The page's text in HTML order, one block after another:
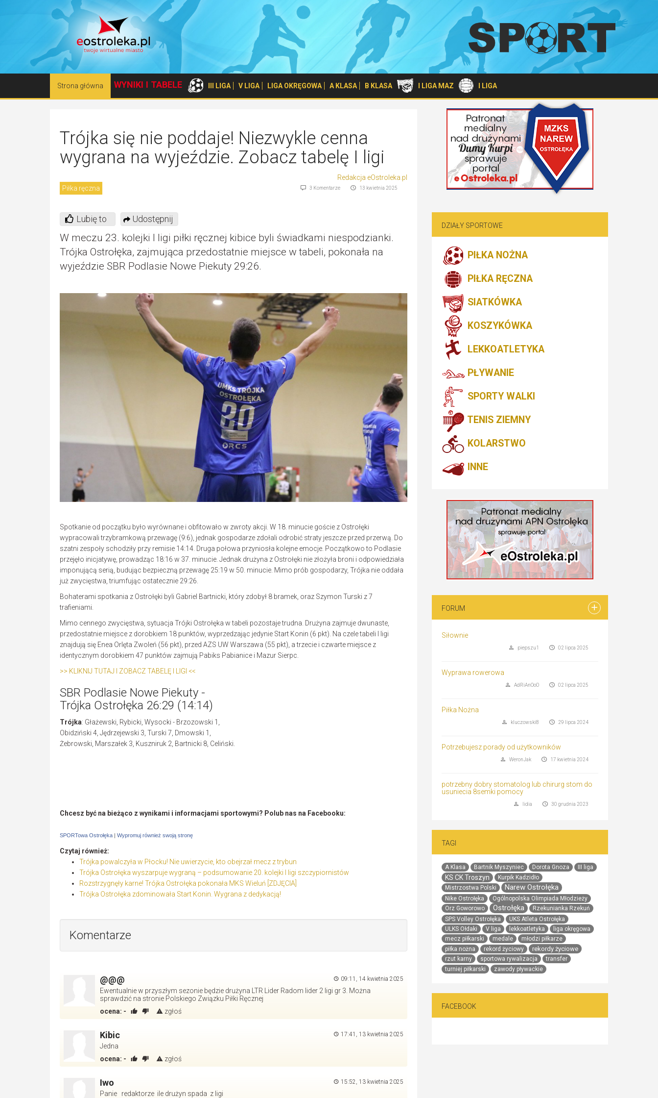
Strona główna WYNIKI I TABELE III LIGA V LIGA LIGA OKRĘGOWA A KLASA B KLASA I LIGA MAZ I LIGA
Trójka się nie poddaje! Niezwykle cenna
wygrana na wyjeździe. Zobacz tabelę I ligi
Redakcja eOstroleka.pl
Piłka ręczna
13 kwietnia 2025
3 Komentarze
Lubię to Udostępnij
W meczu 23. kolejki I ligi piłki ręcznej kibice byli świadkami niespodzianki.
Trójka Ostrołęka, zajmująca przedostatnie miejsce w tabeli, pokonała na
wyjeździe SBR Podlasie Nowe Piekuty 29:26.
Spotkanie od początku było wyrównane i obfitowało w zwroty akcji. W 18. minucie goście z Ostrołęki
wypracowali trzybramkową przewagę (9:6), jednak gospodarze zdołali odrobić straty jeszcze przed przerwą. Do
szatni zespoły schodziły przy remisie 14:14. Druga połowa przyniosła kolejne emocje. Początkowo to Podlasie
przejęło inicjatywę, prowadząc 18:16 w 37. minucie. Jednak drużyna z Ostrołęki nie złożyła broni i odpowiedziała
imponującą serią, budując bezpieczną przewagę 25:19 w 50. minucie. Mimo prób gospodarzy, Trójka nie oddała
już zwycięstwa, triumfując ostatecznie 29:26.
Bohaterami spotkania z Ostrołęki byli Gabriel Bartnicki, który zdobył 8 bramek, oraz Szymon Turski z 7
trafieniami.
Mimo cennego zwycięstwa, sytuacja Trójki Ostrołęka w tabeli pozostaje trudna. Drużyna zajmuje dwunaste,
przedostatnie miejsce z dorobkiem 18 punktów, wyprzedzając jedynie Start Konin (6 pkt). Na czele tabeli I ligi
znajdują się Enea Orlęta Zwoleń (56 pkt), przed AZS UW Warszawa (55 pkt), a trzecie i czwarte miejsce z
identycznym dorobkiem 47 punktów zajmują Pabiks Pabianice i Mazur Sierpc.
>> KLIKNIJ TUTAJ I ZOBACZ TABELĘ I LIGI <<
SBR Podlasie Nowe Piekuty -
Trójka Ostrołęka 26:29 (14:14)
Trójka: Głażewski, Rybicki, Wysocki - Brzozowski 1,
Obidziński 4, Jędrzejewski 3, Turski 7, Dmowski 1,
Żebrowski, Marszałek 3, Kuszniruk 2, Bartnicki 8, Celiński.
Chcesz być na bieżąco z wynikami i informacjami sportowymi? Polub nas na Facebooku:
SPORTowa Ostrołęka | Wypromuj również swoją stronę
Czytaj również:
Trójka powalczyła w Płocku! Nie uwierzycie, kto obejrzał mecz z trybun
Trójka Ostrołęka wyszarpuje wygraną – podsumowanie 20. kolejki I ligi szczypiornistów
Rozstrzygnęły karne! Trójka Ostrołęka pokonała MKS Wieluń [ZDJĘCIA]
Trójka Ostrołęka zdominowała Start Konin. Wygrana z dedykacją!
Komentarze
09:11, 14 kwietnia 2025
@@@
Ewentualnie w przyszłym sezonie będzie drużyna LTR Lider Radom lider 2 ligi gr 3. Można
sprawdzić na stronie Polskiego Związku Piłki Ręcznej
ocena: - zgłoś
17:41, 13 kwietnia 2025
Kibic
Jedna
ocena: - zgłoś
15:52, 13 kwietnia 2025
Iwo
Panie redaktorze ile drużyn spada z ligi
DZIAŁY SPORTOWE
PIŁKA NOŻNA
PIŁKA RĘCZNA
SIATKÓWKA
KOSZYKÓWKA
LEKKOATLETYKA
PŁYWANIE
SPORTY WALKI
TENIS ZIEMNY
KOLARSTWO
INNE
FORUM
Siłownie
02 lipca 2025
piepszu1
Wyprawa rowerowa
02 lipca 2025
AdRiAnOoO
Piłka Nożna
29 lipca 2024
kluczowski8
Potrzebujesz porady od użytkowników
17 kwietnia 2024
WeronJak
potrzebny dobry stomatolog lub chirurg stom do
usuniecia 8semki pomocy
30 grudnia 2023
lidia
TAGI
A Klasa Bartnik Myszyniec Dorota Gnoza III liga
KS CK Troszyn
Kurpik Kadzidło
Mistrzostwa Polski
Narew Ostrołęka
Nike Ostrołęka
Ogólnopolska Olimpiada Młodzieży
Orz Goworowo
Ostrołęka
Rzekunianka Rzekuń
SPS Volley Ostrołęka
UKS Atleta Ostrołęka
ULKS Ołdaki
V liga lekkoatletyka
liga okręgowa
mecz piłkarski
medale
młodzi piłkarze
piłka nożna
rekord życiowy rekordy życiowe
rzut karny sportowa rywalizacja
transfer
turniej piłkarski
zawody pływackie
FACEBOOK